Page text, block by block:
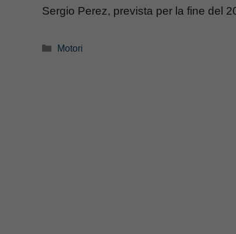
Sergio Perez, prevista per la fine del
Categorie
Motori